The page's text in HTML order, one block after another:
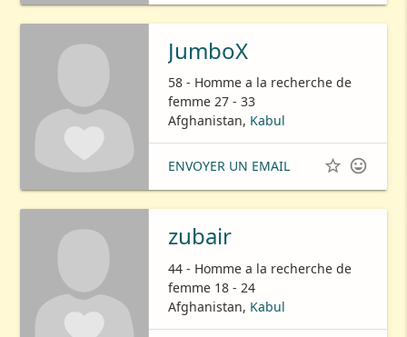
JumboX
58 - Homme a la recherche de
femme 27 - 33
Afghanistan, Kabul
ENVOYER UN EMAIL  
zubair
44 - Homme a la recherche de
femme 18 - 24
Afghanistan, Kabul